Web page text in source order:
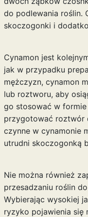
do podlewania roślin.
skoczogonki i
Cynamon jest
jak w przypadku
mężczyzn, cynamon
lub roztworu, aby
go stosować w
przygotować roztwór
czynne w cynamonie
utrudni skoczogonką
Nie można również
przesadzaniu roślin
Wybierając wysokiej
ryzyko pojawienia się